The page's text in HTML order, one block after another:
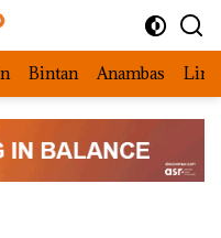
Bintan Anambas